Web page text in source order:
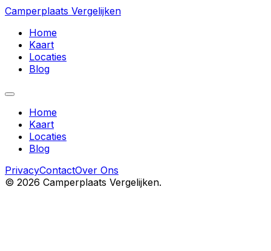
Camperplaats Vergelijken
Home
Kaart
Locaties
Blog
Home
Kaart
Locaties
Blog
PrivacyContactOver Ons
© 2026 Camperplaats Vergelijken.